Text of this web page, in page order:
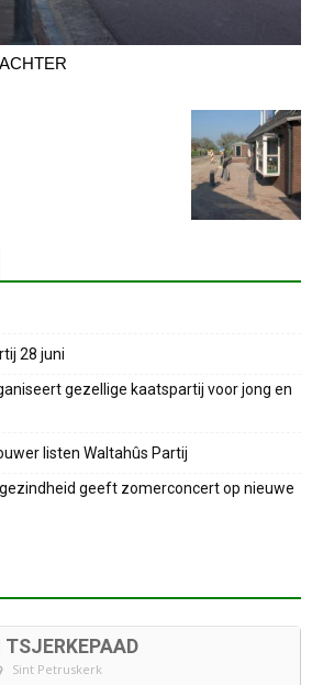
28 juni
gezellige kaatspartij voor jong en
listen Waltahûs Partij
geeft zomerconcert op nieuwe
TSJERKEPAAD
Sint Petruskerk